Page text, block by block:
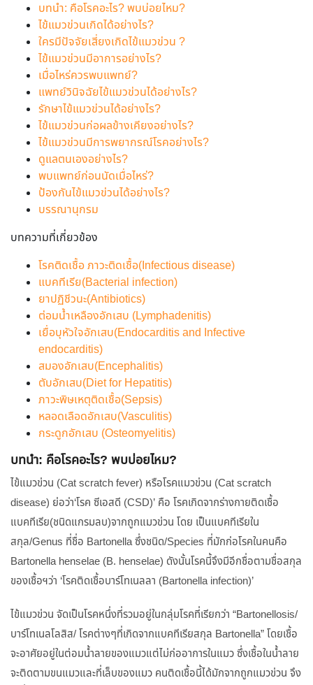
บทนำ: คือโรคอะไร? พบบ่อยไหม?
ไข้แมวข่วนเกิดได้อย่างไร?
ใครมีปัจจัยเสี่ยงเกิดไข้แมวข่วน ?
ไข้แมวข่วนมีอาการอย่างไร?
เมื่อไหร่ควรพบแพทย์?
แพทย์วินิจฉัยไข้แมวข่วนได้อย่างไร?
รักษาไข้แมวข่วนได้อย่างไร?
ไข้แมวข่วนก่อผลข้างเคียงอย่างไร?
ไข้แมวข่วนมีการพยากรณ์โรคอย่างไร?
ดูแลตนเองอย่างไร?
พบแพทย์ก่อนนัดเมื่อไหร่?
ป้องกันไข้แมวข่วนได้อย่างไร?
บรรณานุกรม
บทความที่เกี่ยวข้อง
โรคติดเชื้อ ภาวะติดเชื้อ(Infectious disease)
แบคทีเรีย(Bacterial infection)
ยาปฏิชีวนะ(Antibiotics)
ต่อมน้ำเหลืองอักเสบ (Lymphadenitis)
เยื่อบุหัวใจอักเสบ(Endocarditis and Infective
endocarditis)
สมองอักเสบ(Encephalitis)
ตับอักเสบ(Diet for Hepatitis)
ภาวะพิษเหตุติดเชื้อ(Sepsis)
หลอดเลือดอักเสบ(Vasculitis)
กระดูกอักเสบ (Osteomyelitis)
บทนำ: คือโรคอะไร? พบบ่อยไหม?
ไข้แมวข่วน (Cat scratch fever) หรือโรคแมวข่วน (Cat scratch
disease) ย่อว่า‘โรค ซีเอสดี (CSD)’ คือ โรคเกิดจากร่างกายติดเชื้อ
แบคทีเรีย(ชนิดแกรมลบ)จากถูกแมวข่วน โดย เป็นแบคทีเรียใน
สกุล/Genus ที่ชื่อ Bartonella ซึ่งชนิด/Species ที่มักก่อโรคในคนคือ
Bartonella henselae (B. henselae) ดังนั้นโรคนี้จึงมีอีกชื่อตามชื่อสกุล
ของเชื้อฯว่า ‘โรคติดเชื้อบาร์โทเนลลา (Bartonella infection)’
ไข้แมวข่วน จัดเป็นโรคหนึ่งที่รวมอยู่ในกลุ่มโรคที่เรียกว่า “Bartonellosis/
บาร์โทเนลโลสิส/ โรคต่างๆที่เกิดจากแบคทีเรียสกุล Bartonella” โดยเชื้อ
จะอาศัยอยู่ในต่อมน้ำลายของแมวแต่ไม่ก่ออาการในแมว ซึ่งเชื้อในน้ำลาย
จะติดตามขนแมวและที่เล็บของแมว คนติดเชื้อนี้ได้มักจากถูกแมวข่วน จึง